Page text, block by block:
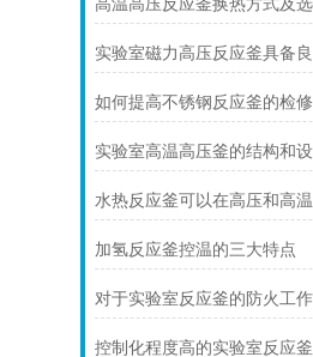
高温高压反应釜换热方式及
如何提高不锈钢反应釜的检
加氢反应釜控温的三大特点